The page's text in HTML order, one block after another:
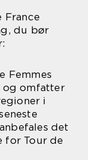
France
du bør
Femmes
og omfatter
i
det
for Tour de